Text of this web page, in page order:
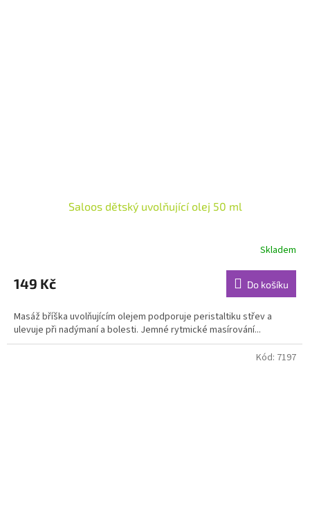
Saloos dětský uvolňující olej 50 ml
produktu
je
z
5
hvězdiček.
Skladem
149 Kč Do košíku
Masáž bříška uvolňujícím olejem podporuje peristaltiku střev a
ulevuje při nadýmaní a bolesti. Jemné rytmické masírování...
Kód: 7197